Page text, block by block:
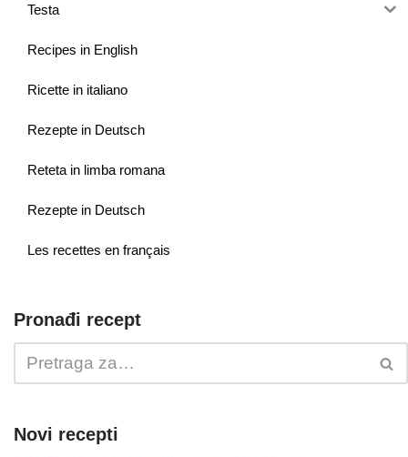
Testa
Recipes in English
Ricette in italiano
Rezepte in Deutsch
Reteta in limba romana
Rezepte in Deutsch
Les recettes en français
Pronađi recept
Novi recepti